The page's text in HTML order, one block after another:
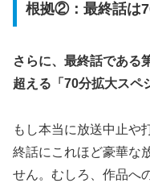
根拠②：最終話は
さらに、最終話である
超える「70分拡大スペ
もし本当に放送中止や
終話にこれほど豪華な
せん。むしろ、作品へ